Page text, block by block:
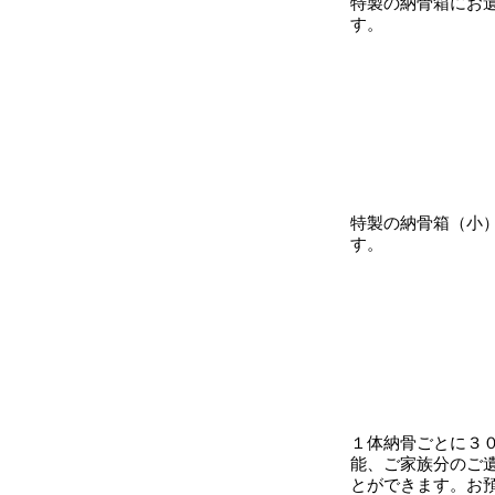
す。
特製の納骨箱（小
す。
１体納骨ごとに
能、ご家族分のご
とができます。お